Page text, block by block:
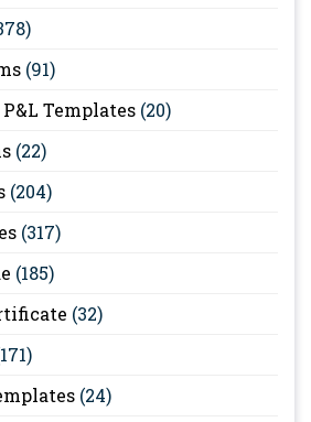
(91)
Templates (20)
(22)
(204)
(317)
(185)
(32)
(24)